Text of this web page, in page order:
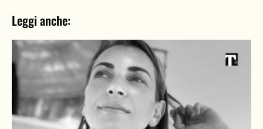
Leggi anche: